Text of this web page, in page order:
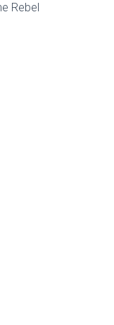
Rebel